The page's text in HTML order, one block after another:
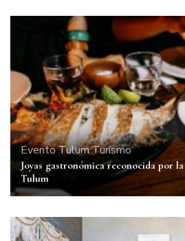
EventoTulumTurismo
Joyas gastronómica reconocida por
Tulum